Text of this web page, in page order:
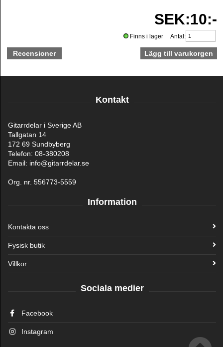
Recensioner
SEK:10:-
Finns i lager Antal:
Kontakt
Gitarrdelar i Sverige AB
Tallgatan 14
172 69 Sundbyberg
Telefon: 08-380208
Email: info@gitarrdelar.se
Org. nr. 556773-5559
Information
Kontakta oss
Fysisk butik
Villkor
Sociala medier
Facebook
Instagram